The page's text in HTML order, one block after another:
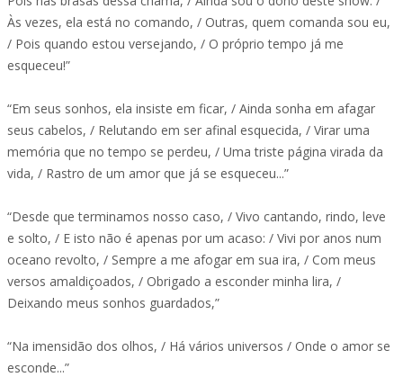
Às vezes, ela está no comando, / Outras, quem comanda sou eu,
/ Pois quando estou versejando, / O próprio tempo já me
esqueceu!”
“Em seus sonhos, ela insiste em ficar, / Ainda sonha em afagar
seus cabelos, / Relutando em ser afinal esquecida, / Virar uma
memória que no tempo se perdeu, / Uma triste página virada da
vida, / Rastro de um amor que já se esqueceu...”
“Desde que terminamos nosso caso, / Vivo cantando, rindo, leve
e solto, / E isto não é apenas por um acaso: / Vivi por anos num
oceano revolto, / Sempre a me afogar em sua ira, / Com meus
versos amaldiçoados, / Obrigado a esconder minha lira, /
Deixando meus sonhos guardados,”
“Na imensidão dos olhos, / Há vários universos / Onde o amor se
esconde...”